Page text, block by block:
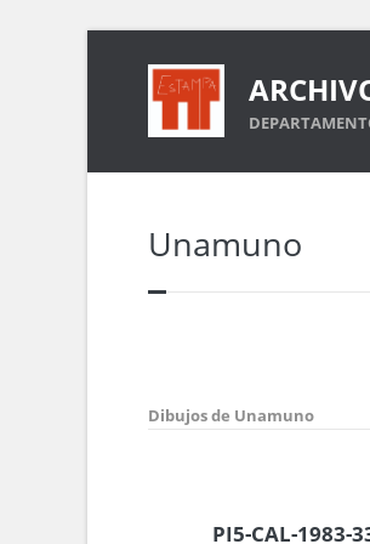
Unamuno
Dibujos de Unamuno
PI5-CAL-1983-